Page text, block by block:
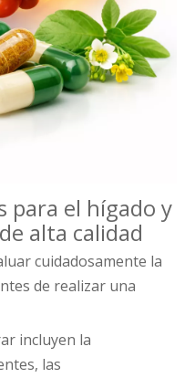
para el hígado y
alta calidad
cuidadosamente la
de realizar una
incluyen la
las